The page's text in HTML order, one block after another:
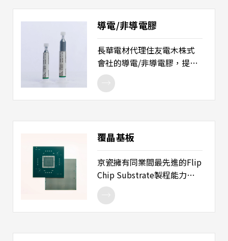
包括：BOC Substrate 記憶
體載板、Memory Card
Substrate 記憶卡類載板、
CSP Substrate 晶片級載
板、SiP / POP Substrate 系
統級 / 堆疊封裝用載板、
PBGA Substrate 塑膠球型陣
列載板
導電/非導電膠
長華電材代理住友電木株式
會社的導電/非導電膠，提供
出色的性能和易用性，適用
於晶片黏著、散熱、導電及
吸收熱應力等用途，廣泛應
用。 產品用途： 1. 晶片黏
著。 2. 散熱片黏著。
覆晶基板
京瓷擁有同業間最先進的Flip
Chip Substrate製程能力，
長華代理京瓷之覆晶基板係
用於FC-BGA（ up to 6-n-6
Layer）的 IC 載板，能符合